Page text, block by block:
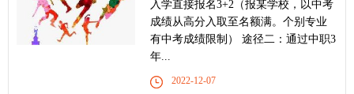
入学直接报名3+2（报某学校，以中考
成绩从高分入取至名额满。个别专业
有中考成绩限制） 途径二：通过中职3
年...
2022-12-07